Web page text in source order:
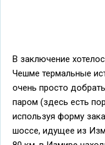
В заключение
Чешме термальные
очень просто
паром (здесь есть
используя форму
шоссе, идущее из